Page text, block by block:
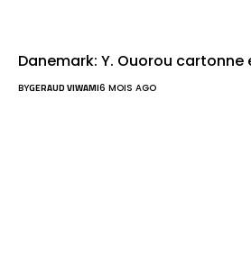
Danemark: Y. Ouorou cartonne
BYGERAUD VIWAMI6 MOIS AGO